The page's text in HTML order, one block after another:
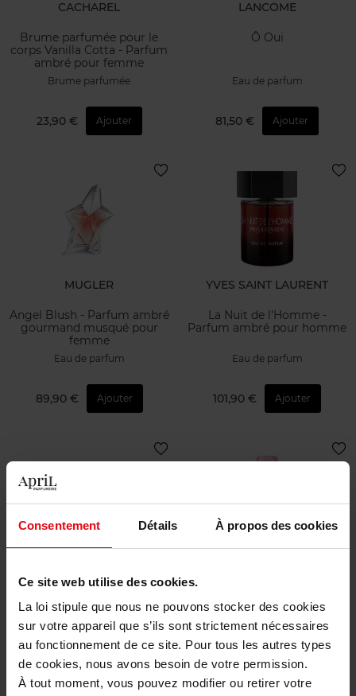
Consentement Détails À propos des cookies
Ce site web utilise des cookies.
La loi stipule que nous ne pouvons stocker des cookies
sur votre appareil que s’ils sont strictement nécessaires
au fonctionnement de ce site. Pour tous les autres types
de cookies, nous avons besoin de votre permission.
À tout moment, vous pouvez modifier ou retirer votre
CACHAREL
Brume parfumée pour le
corps Vanilla Cotta - Parfum
ambré pour femme
Brume parfumée
23,90 € Ajouter
LANCOME
Ô Oui
Eau de parfum
81,50 € Ajouter
MUGLER
Angel Blush - Parfum ambré
gourmand musqué pour
femme
Eau de parfum
89,90 € Ajouter
YVES SAINT LAURENT
La Nuit de l'Homme -
Parfum ambré pour homme
Eau de parfum
101,90 € Ajouter
Parfum floral ambré fruité
pour femme
Eau de parfum
85,50 € 23,90 €